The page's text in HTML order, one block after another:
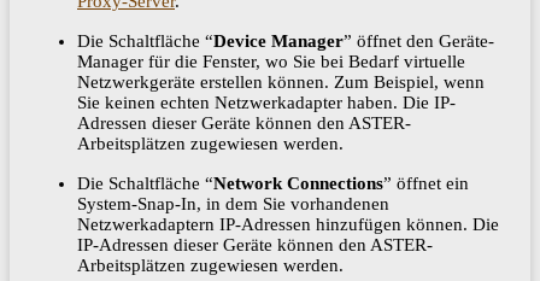
Die Schaltfläche “Device Manager” öffnet den Geräte-
Manager für die Fenster, wo Sie bei Bedarf virtuelle
Netzwerkgeräte erstellen können. Zum Beispiel, wenn
Sie keinen echten Netzwerkadapter haben. Die IP-
Adressen dieser Geräte können den ASTER-
Arbeitsplätzen zugewiesen werden.
Die Schaltfläche “Network Connections” öffnet ein
System-Snap-In, in dem Sie vorhandenen
Netzwerkadaptern IP-Adressen hinzufügen können. Die
IP-Adressen dieser Geräte können den ASTER-
Arbeitsplätzen zugewiesen werden.​​​​​​​